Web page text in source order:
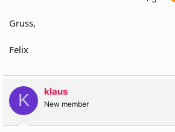
Gruss,
Felix
K klaus
New member